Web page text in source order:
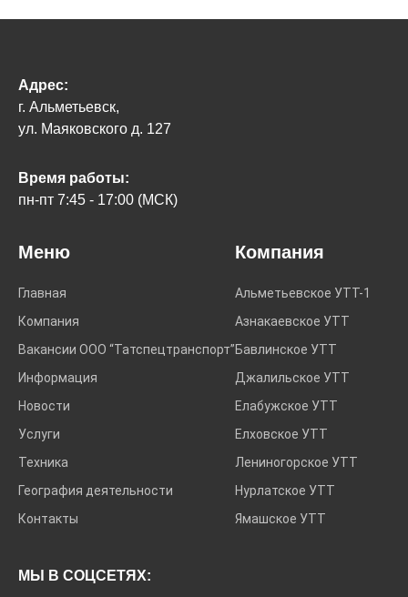
Адрес:
г. Альметьевск,
ул. Маяковского д. 127
Время работы:
пн-пт 7:45 - 17:00 (МСК)
Меню
Главная
Компания
Вакансии ООО “Татспецтранспорт”
Информация
Новости
Услуги
Техника
География деятельности
Контакты
Компания
Альметьевское УТТ-1
Азнакаевское УТТ
Бавлинское УТТ
Джалильское УТТ
Елабужское УТТ
Елховское УТТ
Лениногорское УТТ
Нурлатское УТТ
Ямашское УТТ
МЫ В СОЦСЕТЯХ: